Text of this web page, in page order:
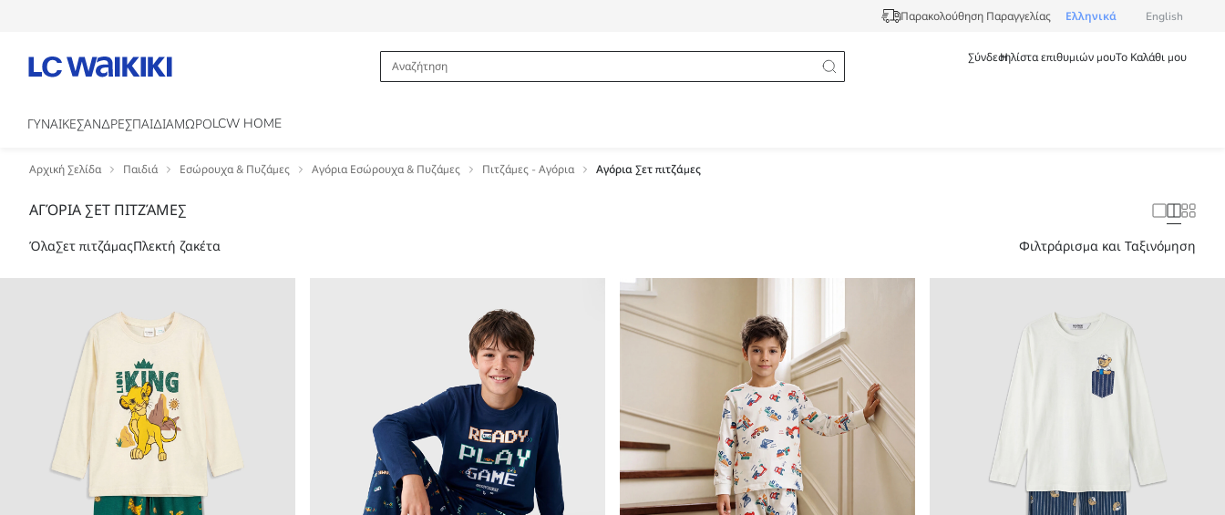
Παρακολούθηση Παραγγελίας Ελληνικά English
ΣύνδεσηΗ λίστα επιθυμιών μουΤο Καλάθι μου
ΓΥΝΑΙΚΕΣΑΝΔΡΕΣΠΑΙΔΙΑΜΩΡΟLCW HOME
Αρχική Σελίδα Παιδιά Εσώρουχα & Πυζάμες Αγόρια Εσώρουχα & Πυζάμες Πιτζάμες - Αγόρια Αγόρια Σετ πιτζάμες
ΑΓΌΡΙΑ ΣΕΤ ΠΙΤΖΆΜΕΣ
ΌλαΣετ πιτζάμαςΠλεκτή ζακέτα Φιλτράρισμα και Ταξινόμηση